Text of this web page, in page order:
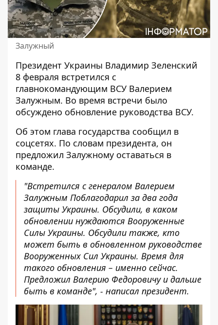
Залужный
Президент Украины Владимир Зеленский
8 февраля встретился с
главнокомандующим ВСУ Валерием
Залужным. Во время встречи было
обсуждено обновление руководства ВСУ.
Об этом глава государства сообщил в
соцсетях. По словам президента, он
предложил Залужному оставаться в
команде.
"Встретился с генералом Валерием
Залужным Поблагодарил за два года
защиты Украины. Обсудили, в каком
обновлении нуждаются Вооруженные
Силы Украины. Обсудили также, кто
может быть в обновленном руководстве
Вооруженных Сил Украины. Время для
такого обновления – именно сейчас.
Предложил Валерию Федоровичу и дальше
быть в команде", - написал президент.